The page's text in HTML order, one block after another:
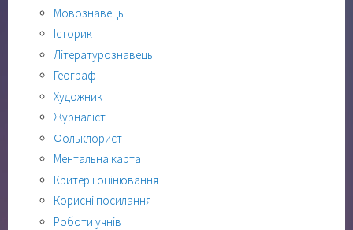
Мовознавець
Історик
Літературознавець
Географ
Художник
Журналіст
Фольклорист
Ментальна карта
Критерії оцінювання
Корисні посилання
Роботи учнів